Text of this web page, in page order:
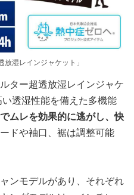
湿レインジャケット」
ター超透放湿レインジャケ
透湿性能を備えた多機能
ムレを効果的に逃がし、快
ドや袖口、裾は調整可能
ンモデルがあり、それぞれ